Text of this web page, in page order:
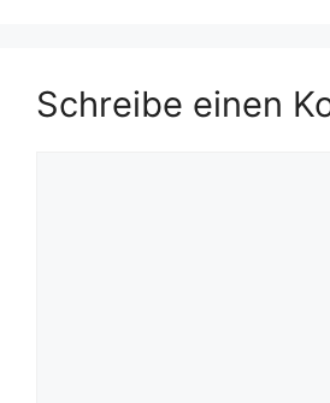
Schreibe einen